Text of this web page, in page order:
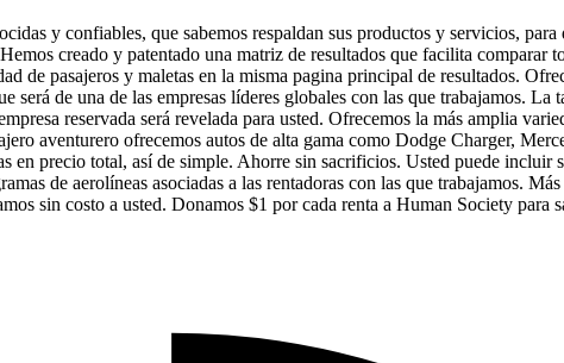
y confiables, que sabemos respaldan sus productos y servicios,
creado y patentado una matriz de resultados que facilita comparar
de pasajeros y maletas en la misma pagina principal de resultados.
será de una de las empresas líderes globales con las que trabajamos.
reservada será revelada para usted. Ofrecemos la más amplia
aventurero ofrecemos autos de alta gama como Dodge Charger,
en precio total, así de simple. Ahorre sin sacrificios. Usted puede incluir
de aerolíneas asociadas a las rentadoras con las que trabajamos.
sin costo a usted. Donamos $1 por cada renta a Human Society para